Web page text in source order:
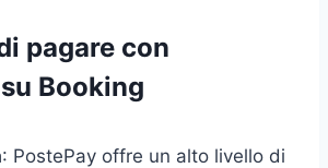
pagare con
Booking
: PostePay offre un alto livello di